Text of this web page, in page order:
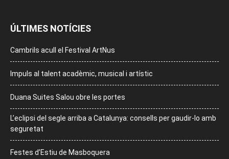
ÚLTIMES NOTÍCIES
Cambrils acull el Festival ArtNus
Impuls al talent acadèmic, musical i artístic
Duana Suites Salou obre les portes
L’eclipsi del segle arriba a Catalunya: consells per gaudir-lo amb
seguretat
Festes d’Estiu de Masboquera